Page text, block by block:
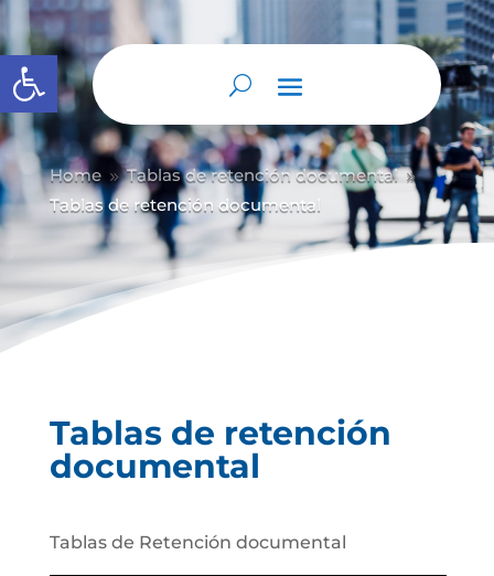
Abrir barra de herramientas
Home 9 Tablas de retención documental 9
Tablas de retención documental
Tablas de retención
documental
Tablas de Retención documental